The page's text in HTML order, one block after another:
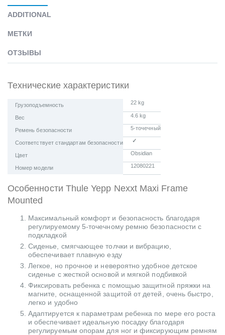
ADDITIONAL
МЕТКИ
ОТЗЫВЫ
Технические характеристики
Грузоподъемность 22 kg
Вес 4.6 kg
Ремень безопасности 5-точечный
Соответствует стандартам безопасности ✓
Цвет Obsidian
Номер модели 12080221
Особенности Thule Yepp Nexxt Maxi Frame
Mounted
Максимальный комфорт и безопасность благодаря
регулируемому 5-точечному ремню безопасности с
подкладкой
Сиденье, смягчающее толчки и вибрацию,
обеспечивает плавную езду
Легкое, но прочное и невероятно удобное детское
сиденье с жесткой основой и мягкой подбивкой
Фиксировать ребенка с помощью защитной пряжки на
магните, оснащенной защитой от детей, очень быстро,
легко и удобно
Адаптируется к параметрам ребенка по мере его роста
и обеспечивает идеальную посадку благодаря
регулируемым опорам для ног и фиксирующим ремням